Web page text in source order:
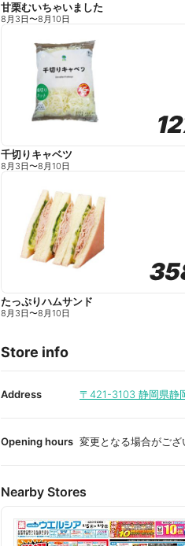
甘栗むいちゃいました
8月3日〜8月10日
千切りキャベツ
8月3日〜8月10日
たっぷりハムサンド
8月3日〜8月10日
Store info
Address 〒421-3103 静岡県静
Opening hours 変更となる場合がござ
Nearby Stores